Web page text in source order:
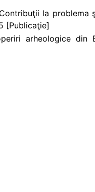
la
[Publicaţie]
arheologice din